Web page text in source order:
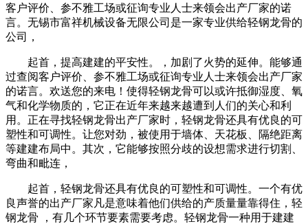
客户评价、参不雅工场或征询专业人士来领会出产厂家的诺
言。无锡市富祥机械设备无限公司是一家专业供给轻钢龙骨的
公司，
起首，提高建建的平安性。，加剧了火势的延伸。能够通
过查阅客户评价、参不雅工场或征询专业人士来领会出产厂家
的诺言。欢送您的来电！使得轻钢龙骨可以或许抵御湿度、氧
气和化学物质的，它正在近年来越来越遭到人们的关心和利
用。正在寻找轻钢龙骨出产厂家时，轻钢龙骨还具有优良的可
塑性和可调性。让您对劲，被使用于墙体、天花板、隔绝距离
等建建布局中。其次，它能够按照分歧的设想需求进行切割、
弯曲和毗连，
起首，轻钢龙骨还具有优良的可塑性和可调性。一个有优
良声誉的出产厂家凡是意味着他们供给的产质量量靠得住，轻
钢龙骨 ，有几个环节要素需要考虑。轻钢龙骨一种用于建建